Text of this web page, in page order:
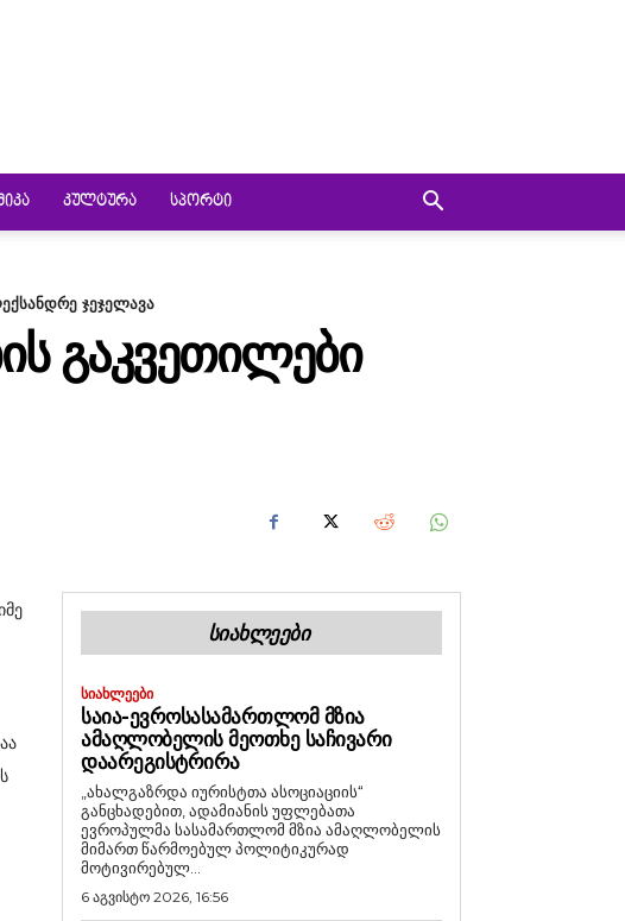
ᲙᲣᲚᲢᲣᲠᲐ ᲡᲞᲝᲠᲢᲘ
ჯეჯელავა
ᲒᲐᲙᲕᲔᲗᲘᲚᲔᲑᲘ
ᲡᲘᲐᲮᲚᲔᲔᲑᲘ
ᲡᲘᲐᲮᲚᲔᲔᲑᲘ
ᲡᲐᲘᲐ-ᲔᲕᲠᲝᲡᲐᲡᲐᲛᲐᲠᲗᲚᲝᲛ ᲛᲖᲘᲐ
ᲐᲛᲐᲦᲚᲝᲑᲔᲚᲘᲡ ᲛᲔᲝᲗᲮᲔ ᲡᲐᲩᲘᲕᲐᲠᲘ
ᲓᲐᲐᲠᲔᲒᲘᲡᲢᲠᲘᲠᲐ
„ახალგაზრდა იურისტთა ასოციაციის“
განცხადებით, ადამიანის უფლებათა
ევროპულმა სასამართლომ მზია ამაღლობელის
მიმართ წარმოებულ პოლიტიკურად
მოტივირებულ...
6 აგვისტო 2026, 16:56